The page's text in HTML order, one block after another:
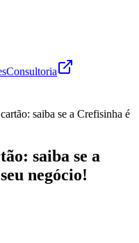
Consultoria
saiba se a Crefisinha é
saiba se a
negócio!